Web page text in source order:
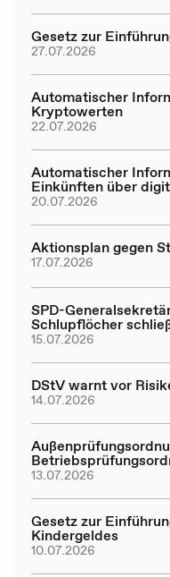
Gesetz zur
27.07.2026
Automatischer
Kryptowerten
22.07.2026
Automatischer
Einkünften über
20.07.2026
Aktionsplan gegen
17.07.2026
SPD-
Schlupflöcher
15.07.2026
DStV warnt vor
14.07.2026
13.07.2026
Gesetz zur
Kindergeldes
10.07.2026